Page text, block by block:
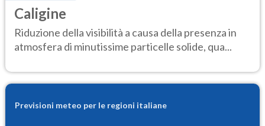
Caligine
Riduzione della visibilità a causa della presenza in
atmosfera di minutissime particelle solide, qua...
Previsioni meteo per le regioni italiane